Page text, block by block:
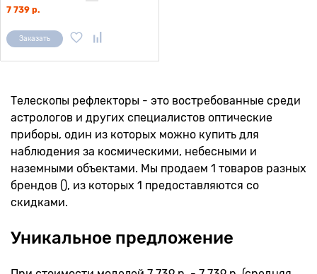
7 739 р.
Заказать
Телескопы рефлекторы - это востребованные среди
астрологов и других специалистов оптические
приборы, один из которых можно купить для
наблюдения за космическими, небесными и
наземными объектами. Мы продаем 1 товаров разных
брендов (), из которых 1 предоставляются со
скидками.
Уникальное предложение